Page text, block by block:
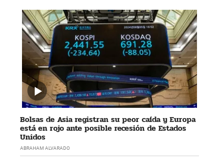
Bolsas de Asia registran su peor caída y Europa
está en rojo ante posible recesión de Estados
Unidos
ABRAHAM ALVARADO